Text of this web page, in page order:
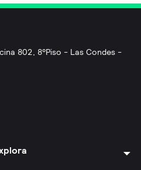
802, 8°Piso - Las Condes -